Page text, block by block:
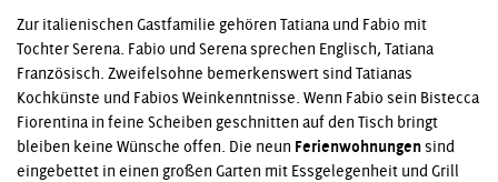
Zur italienischen Gastfamilie gehören Tatiana und Fabio mit
Tochter Serena. Fabio und Serena sprechen Englisch, Tatiana
Französisch. Zweifelsohne bemerkenswert sind Tatianas
Kochkünste und Fabios Weinkenntnisse. Wenn Fabio sein Bistecca
Fiorentina in feine Scheiben geschnitten auf den Tisch bringt
bleiben keine Wünsche offen. Die neun Ferienwohnungensind
eingebettet in einen großen Garten mit Essgelegenheit und Grill